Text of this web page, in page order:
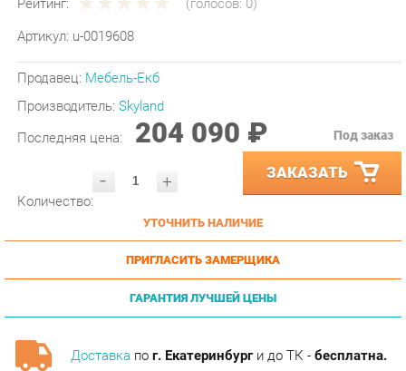
Артикул: u-0019608
Продавец:
Производитель:Skyland
Последняя цена: 204 090 ₽
- + ЗАКАЗАТЬ
УТОЧНИТЬ НАЛИЧИЕ
ПРИГЛАСИТЬ ЗАМЕРЩИКА
ГАРАНТИЯ ЛУЧШЕЙ ЦЕНЫ
Доставкапог. Екатеринбурги до ТК -бесплатна.